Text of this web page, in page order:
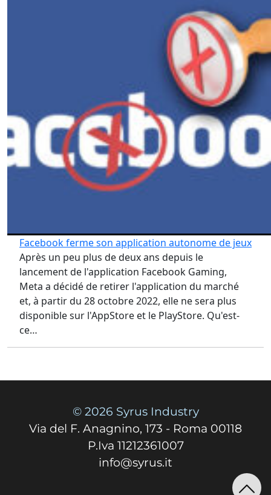
Facebook ferme son application autonome de jeux
Après un peu plus de deux ans depuis le
lancement de l'application Facebook Gaming,
Meta a décidé de retirer l'application du marché
et, à partir du 28 octobre 2022, elle ne sera plus
disponible sur l'AppStore et le PlayStore. Qu'est-
ce…
© 2026 Syrus Industry
Via del F. Anagnino, 173 - Roma 00118
P.Iva 11212361007
info@syrus.it